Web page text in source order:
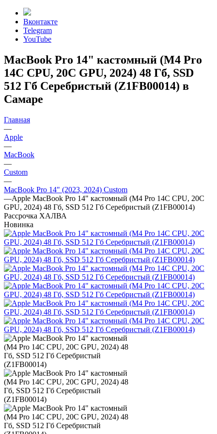
Вконтакте
Telegram
YouTube
MacBook Pro 14" кастомный (M4 Pro
14C CPU, 20C GPU, 2024) 48 Гб, SSD
512 Гб Серебристый (Z1FB00014) в
Самаре
Главная
—
Apple
—
MacBook
—
Custom
—
MacBook Pro 14" (2023, 2024) Custom
—Apple MacBook Pro 14" кастомный (M4 Pro 14C CPU, 20C
GPU, 2024) 48 Гб, SSD 512 Гб Серебристый (Z1FB00014)
Рассрочка ХАЛВА
Новинка